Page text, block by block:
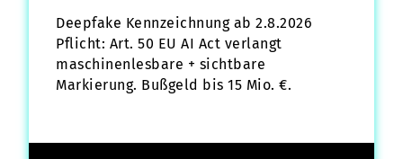
Deepfake Kennzeichnung ab 2.8.2026
Pflicht: Art. 50 EU AI Act verlangt
maschinenlesbare + sichtbare
Markierung. Bußgeld bis 15 Mio. €.